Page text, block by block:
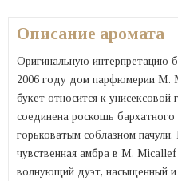
Описание аромата
Оригинальную интерпретацию
2006 году дом парфюмерии M.
букет относится к унисексовой
соединена роскошь
горьковатым соблазном
чувственная амбра в M.
волнующий дуэт, насыщенный